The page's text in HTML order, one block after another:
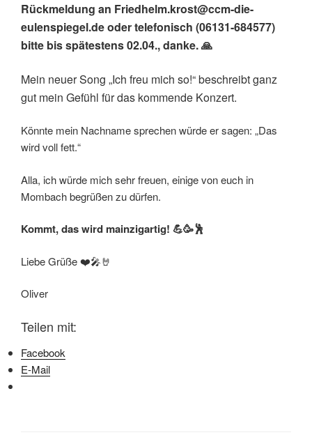
Rückmeldung an Friedhelm.krost@ccm-die-
eulenspiegel.de odertelefonisch (06131-684577)
bitte bis spätestens 02.04., danke.🙏
Mein neuer Song „Ich freu mich so!“ beschreibt ganz
gut mein Gefühl für das kommende Konzert.
Könnte mein Nachname sprechen würde er sagen: „Das
wird voll fett.“
Alla, ich würde mich sehr freuen, einige von euch in
Mombach begrüßen zu dürfen.
Kommt, das wird mainzigartig! 💪🥳🕺
Liebe Grüße ❤️🎤🤘
Oliver
Teilen mit:
Facebook
E-Mail